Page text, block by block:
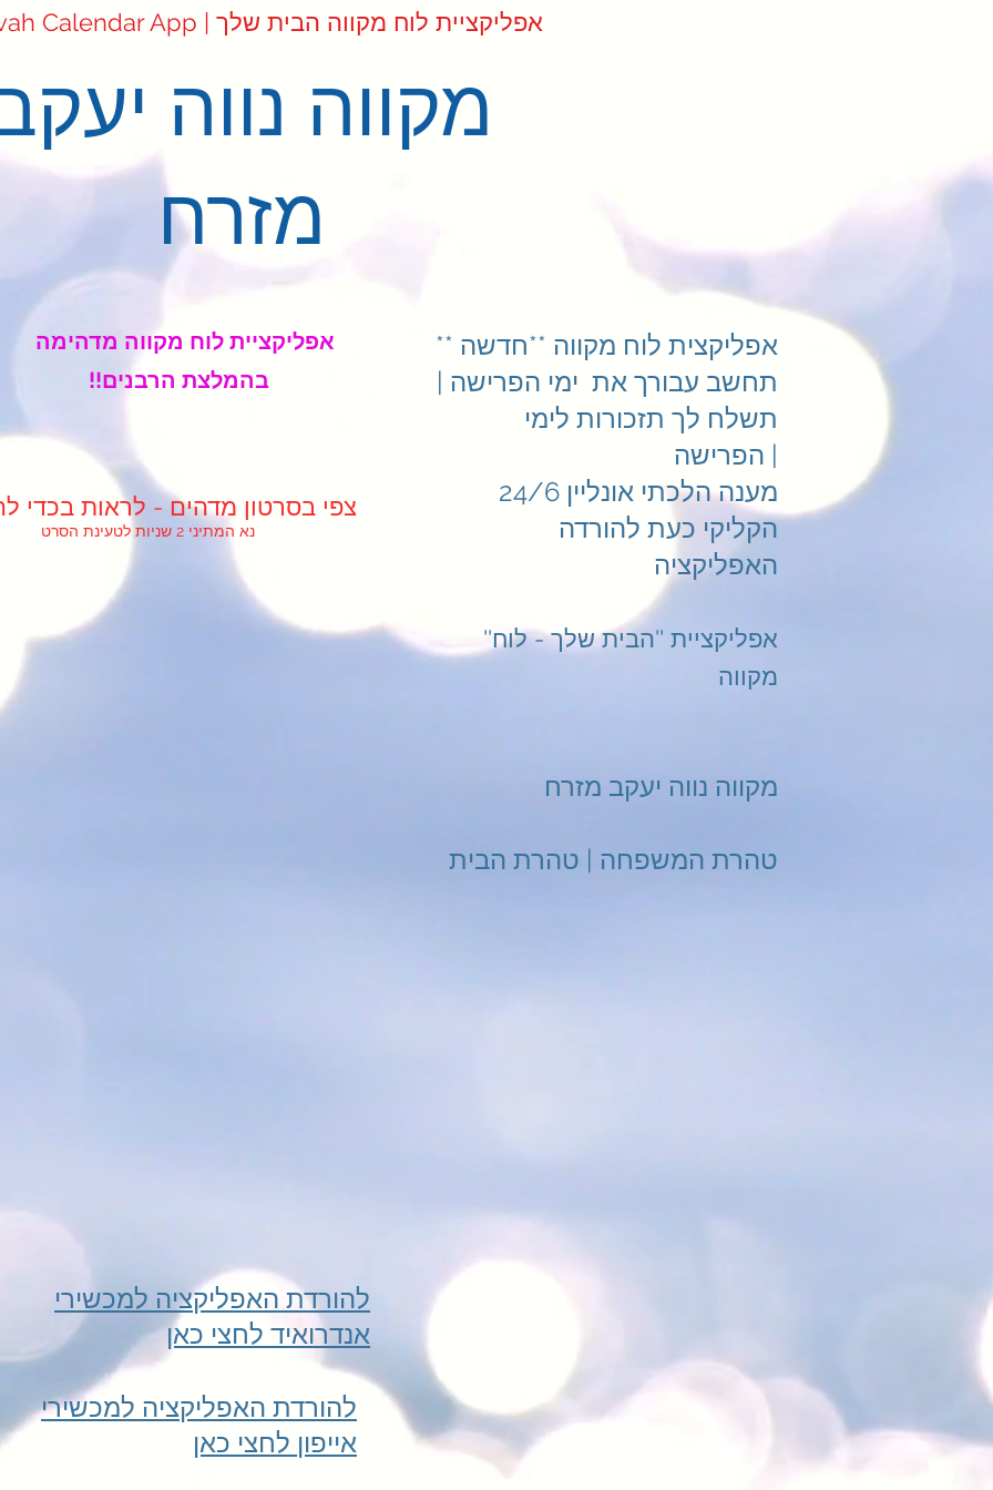
Mikvah Calendar App | אפליקציית לוח מקווה הבית שלך
מקווה נווה
מזרח
אפליקציית לוח מקווה מדהימה
!!בהמלצת הרבנים
!צפי בסרטון מדהים - לראות בכדי
נא המתיני 2 שניות לטעינת הסרט
אפליקצית לוח מקווה **חדשה **
תחשב עבורך את ימי הפרישה |
תשלח לך תזכורות לימי
הפרישה |
מענה הלכתי אונליין 24/6
הקליקי כעת להורדה
האפליקציה
''אפליקציית ''הבית שלך - לוח
מקווה
מקווה נווה יעקב מזרח
טהרת המשפחה | טהרת הבית
להורדת האפליקציה למכשירי
אנדרואיד לחצי כאן
להורדת האפליקציה למכשירי
אייפון לחצי כאן